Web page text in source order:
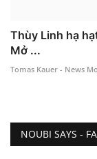
Thùy Linh hạ
Mở ...
Tomas Kauer - News
NOUBI SAYS -